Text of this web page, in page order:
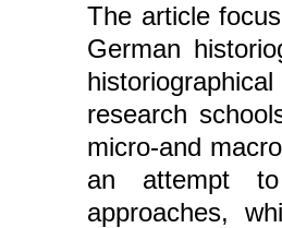
The article
German
research
micro-and
an attempt to
approaches,